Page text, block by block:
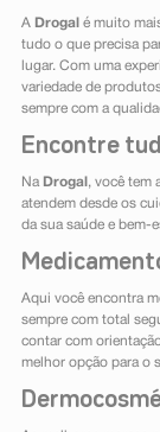
A Drogal é muito
tudo o que precisa
lugar. Com uma
variedade de
sempre com a
Encontre
Na Drogal , você tem
atendem desde os
da sua saúde e bem-
Aqui você encontra
sempre com total
contar com
melhor opção para o